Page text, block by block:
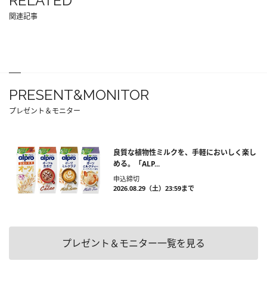
関連記事
PRESENT&MONITOR
プレゼント＆モニター
良質な植物性ミルクを、手軽においしく楽し
める。「ALP...
申込締切
2026.08.29（土）23:59まで
プレゼント＆モニター一覧を見る